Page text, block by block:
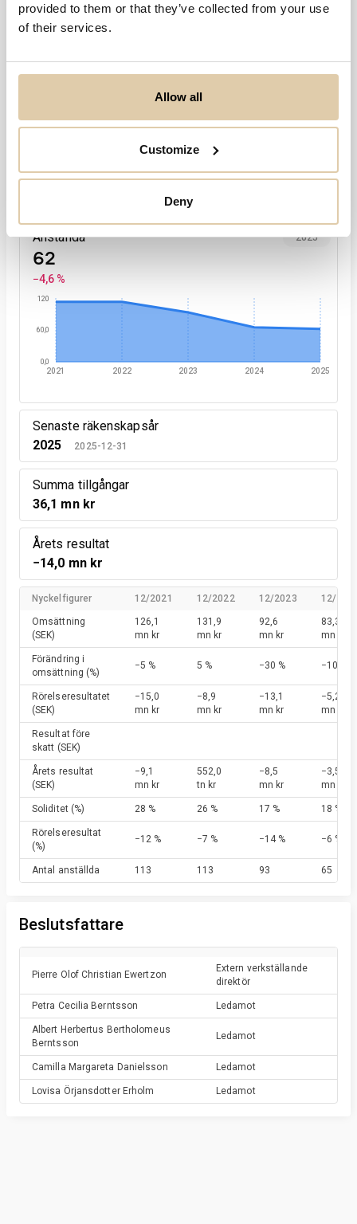
provided to them or that they’ve collected from your use
of their services.
Allow all
Customize
Deny
−27,6 %
2021 2022 2023 2024 2025
-30
Anställda
62
−4,6 %
2025
2021 2022 2023 2024 2025
0,0
60,0
120
Senaste räkenskapsår
2025
2025-12-31
Summa tillgångar
36,1 mn kr
Årets resultat
−14,0 mn kr
Nyckelfigurer 12/2021 12/2022 12/2023 12/
Omsättning
(SEK)
126,1
mn kr
131,9
mn kr
92,6
mn kr
83,3
mn kr
Förändring i
omsättning (%)
−5 % 5 % −30 % −10 %
Rörelseresultatet
(SEK)
−15,0
mn kr
−8,9
mn kr
−13,1
mn kr
−5,2
mn kr
Resultat före
skatt (SEK)
Årets resultat
(SEK)
−9,1
mn kr
552,0
tn kr
−8,5
mn kr
−3,5
mn kr
Soliditet (%) 28 % 26 % 17 % 18 %
Rörelseresultat
(%)
−12 % −7 % −14 % −6 %
Antal anställda 113 113 93 65
Beslutsfattare
Pierre Olof Christian Ewertzon
Extern verkställande
direktör
Petra Cecilia Berntsson Ledamot
Albert Herbertus Bertholomeus
Berntsson
Ledamot
Camilla Margareta Danielsson Ledamot
Lovisa Örjansdotter Erholm Ledamot